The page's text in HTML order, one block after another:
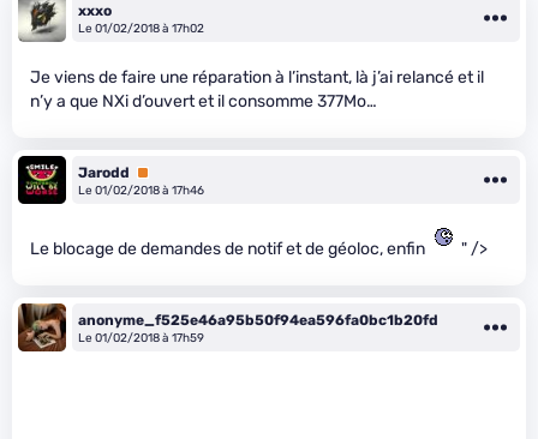
xxxo
Le 01/02/2018 à 17h02
Je viens de faire une réparation à l’instant, là j’ai relancé et il
n’y a que NXi d’ouvert et il consomme 377Mo…
Jarodd
Premium
Le 01/02/2018 à 17h46
Le blocage de demandes de notif et de géoloc, enfin " />
anonyme_f525e46a95b50f94ea596fa0bc1b20fd
Le 01/02/2018 à 17h59